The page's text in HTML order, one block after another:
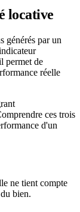
locative
générés par un
permet de
réelle
ces trois
d'un
ne tient compte
bien.